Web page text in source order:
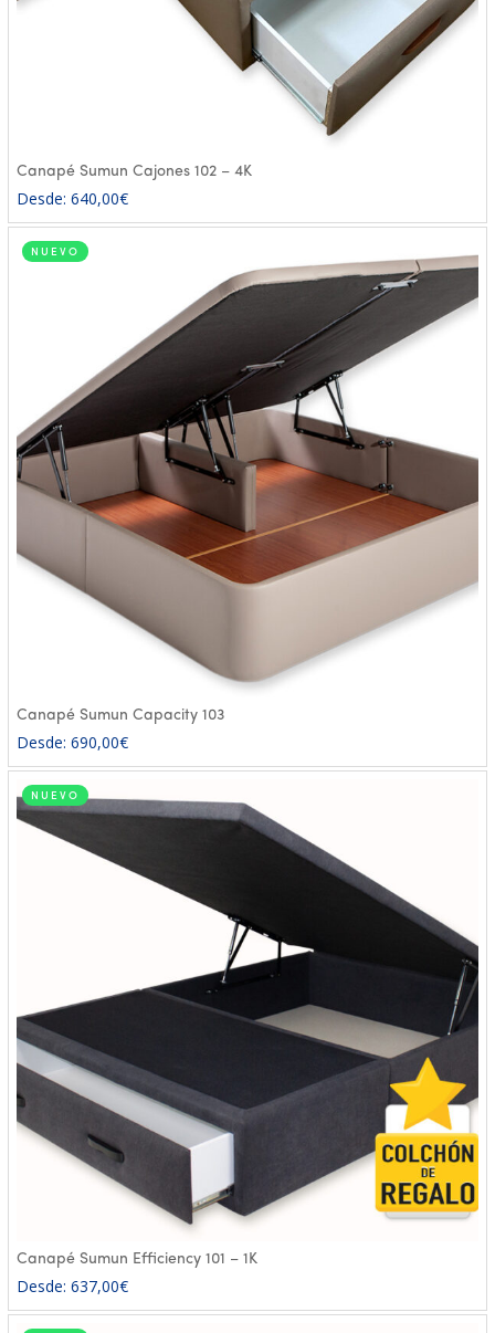
Canapé Sumun Cajones 102 – 4K
Desde: 640,00€
NUEVO
Canapé Sumun Capacity 103
Desde: 690,00€
NUEVO
Canapé Sumun Efficiency 101 – 1K
Desde: 637,00€